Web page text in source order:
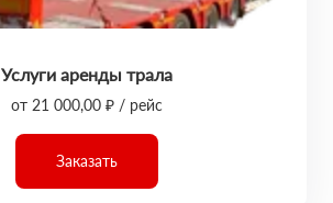
Услуги аренды трала
от 21 000,00 ₽ / рейс
Заказать